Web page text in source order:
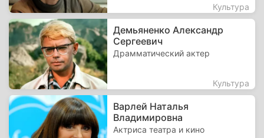
Культура
Демьяненко Александр
Сергеевич
Драмматический актер
Культура
Варлей Наталья
Владимировна
Актриса театра и кино